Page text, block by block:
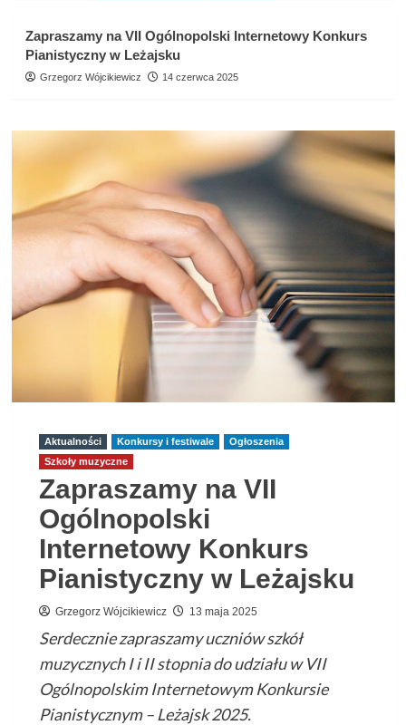
Aktualności
Studium Animatorów
Aktualności
Wernisaż wystawy dyplomowej
Zapraszamy na VII Ogólnopolski Internetowy Konkurs
Pianistyczny w Leżajsku
Grzegorz Wójcikiewicz 14 czerwca 2025
Aktualności Konkursy i festiwale
Ogłoszenia
Szkoły muzyczne
Zapraszamy na VII
Ogólnopolski
Internetowy Konkurs
Pianistyczny w Leżajsku
Grzegorz Wójcikiewicz 13 maja 2025
Serdecznie zapraszamy uczniów szkół
muzycznych I i II stopnia do udziału w VII
Ogólnopolskim Internetowym Konkursie
Pianistycznym – Leżajsk 2025.